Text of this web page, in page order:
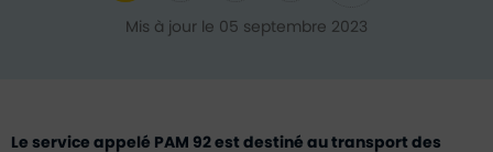
Mis à jour le 05 septembre 2023
Le service appelé PAM 92 est destiné au transport des